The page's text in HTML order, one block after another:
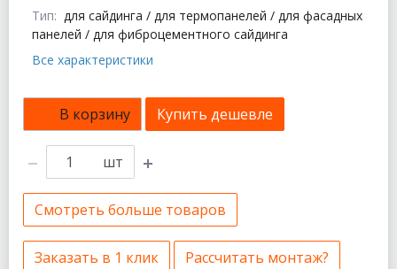
Тип: для сайдинга / для термопанелей / для фасадных
панелей / для фиброцементного сайдинга
Все характеристики
В корзину Купить дешевле
шт
Смотреть больше товаров
Заказать в 1 клик Рассчитать монтаж?